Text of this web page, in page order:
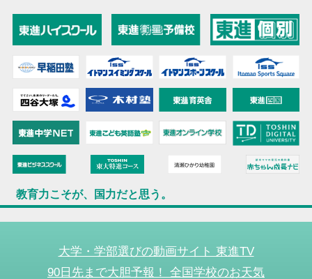
教育力こそが、国力だと思う。
大学・学部選びの動画サイト 東進TV
90日先まで大胆予報！ 全国学校のお天気